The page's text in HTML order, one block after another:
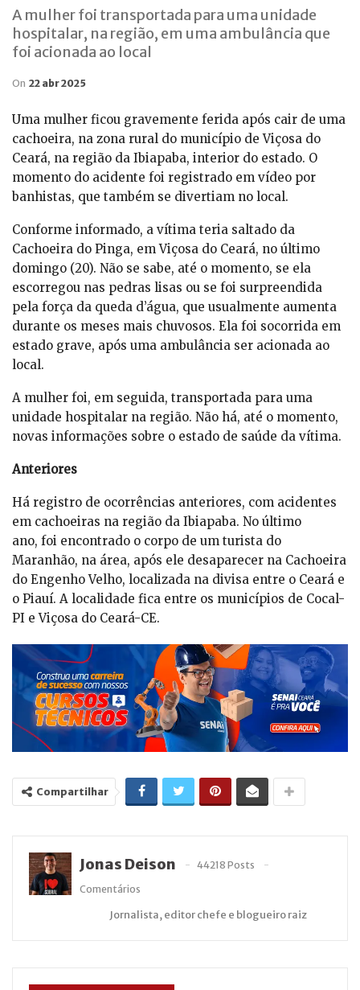
A mulher foi transportada para uma unidade
hospitalar, na região, em uma ambulância que
foi acionada ao local
On 22 abr 2025
Uma mulher ficou gravemente ferida após cair de uma
cachoeira, na zona rural do município de Viçosa do
Ceará, na região da Ibiapaba, interior do estado. O
momento do acidente foi registrado em vídeo por
banhistas, que também se divertiam no local.
Conforme informado, a vítima teria saltado da
Cachoeira do Pinga, em Viçosa do Ceará, no último
domingo (20). Não se sabe, até o momento, se ela
escorregou nas pedras lisas ou se foi surpreendida
pela força da queda d’água, que usualmente aumenta
durante os meses mais chuvosos. Ela foi socorrida em
estado grave, após uma ambulância ser acionada ao
local.
A mulher foi, em seguida, transportada para uma
unidade hospitalar na região. Não há, até o momento,
novas informações sobre o estado de saúde da vítima.
Anteriores
Há registro de ocorrências anteriores, com acidentes
em cachoeiras na região da Ibiapaba. No último
ano, foi encontrado o corpo de um turista do
Maranhão, na área, após ele desaparecer na Cachoeira
do Engenho Velho, localizada na divisa entre o Ceará e
o Piauí. A localidade fica entre os municípios de Cocal-
PI e Viçosa do Ceará-CE.
Compartilhar
Jonas Deison
44218 Posts
Comentários
Jornalista, editor chefe e blogueiro raiz